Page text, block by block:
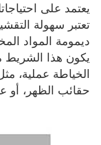
يعتمد على
تعتبر سهولة
ديمومة المواد
يكون هذا الشريط
الخياطة عملية،
حقائب الظهر، أو